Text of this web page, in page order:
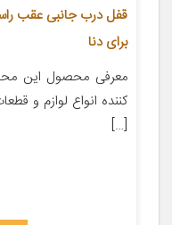
برای دنا
معرفی محصول این
کننده انواع لوازم و
[…]